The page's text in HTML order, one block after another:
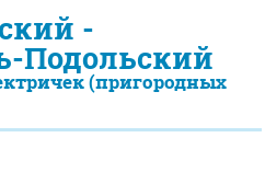
-
Подольский
(пригородных